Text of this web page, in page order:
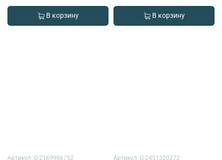
В корзину В корзину
Артикул: G-2169966752 Артикул: G-2451320272